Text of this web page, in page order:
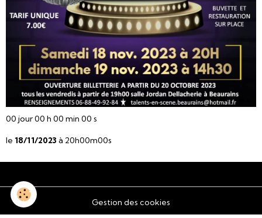
00 jour00 h 00 min 00 s
le 18/11/2023 à 20h00m00s
Gestion des cookies